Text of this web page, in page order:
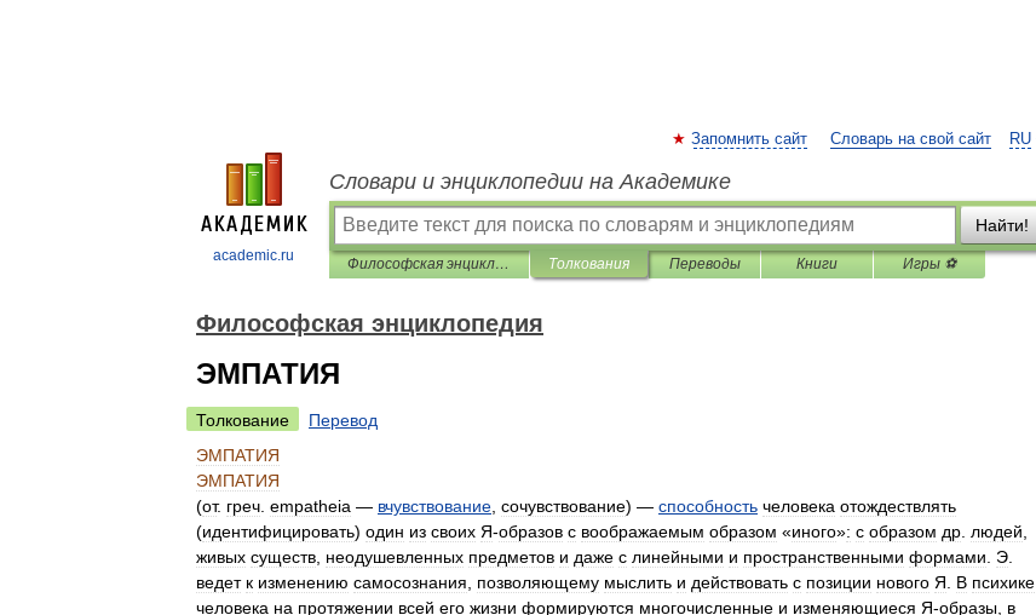
academic.ru
RU
Запомнить сайт Словарь на свой сайт
Словари и энциклопедии на Академике
Найти!
Философская энциклопедия Толкования Переводы Книги Игры ⚽
Философская энциклопедия
ЭМПАТИЯ
Толкование
Перевод
ЭМПАТИЯ
ЭМПАТИЯ
(от. греч empatheia — вчувствование сочувствование) — способность человека отождествлять
(идентифицировать) один из своих Я-образов с воображаемым образом «иного»: с образом др людей
живых существ неодушевленных предметов и даже с линейными и пространственными формами Э
ведет к изменению самосознания позволяющему мыслить и действовать с позиции нового Я В психике
человека на протяжении всей его жизни формируются многочисленные и изменяющиеся Я-образы в